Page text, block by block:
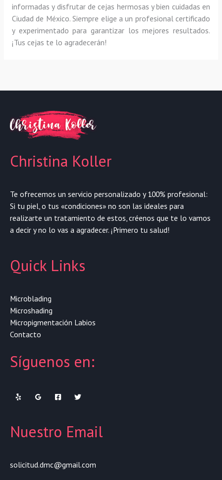
informadas y disfrutar de cejas hermosas y bien cuidadas en
Ciudad de México. Siempre elige a un profesional certificado
y experimentado para garantizar los mejores resultados.
¡Tus cejas te lo agradecerán!
Christina Koller
Te ofrecemos un servicio personalizado y 100% profesional:
Si tu piel, o tus «condiciones» no son las ideales para
realizarte un tratamiento de estos, créenos que te lo vamos
a decir y no lo vas a agradecer. ¡Primero tu salud!
Quick Links
Microblading
Microshading
Micropigmentación Labios
Contacto
Síguenos en:
Nuestro Email
solicitud.dmc@gmail.com